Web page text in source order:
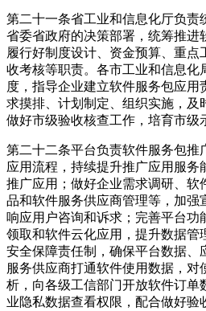
第二十一条省工业和信息化厅负责
省委省政府的决策部署，统筹推进
履行好制度设计、资金预算、重点
收考核等职责。各市工业和信息化
度，指导企业建立软件服务包应用
求摸排、计划制定、组织实施，及
做好市级验收核查工作，培育市级
第二十二条平台负责软件服务包推
应用流程，持续提升推广应用服务
推广应用；做好企业需求调研、软
品和软件服务供应商管理等，加强
响应用户咨询和诉求；完善平台功
领取和软件云化应用，提升数据管
安全保障责任制，确保平台数据、
服务供应商打通软件使用数据，对
析，向各级工信部门开放软件订单
业隐私数据查看权限，配合做好验